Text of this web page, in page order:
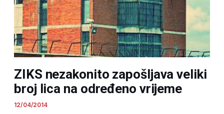
ZIKS nezakonito zapošljava veliki
broj lica na određeno vrijeme
12/04/2014